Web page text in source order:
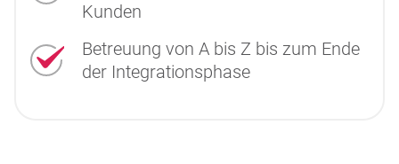
Kunden
Betreuung von A bis Z bis zum Ende
der Integrationsphase